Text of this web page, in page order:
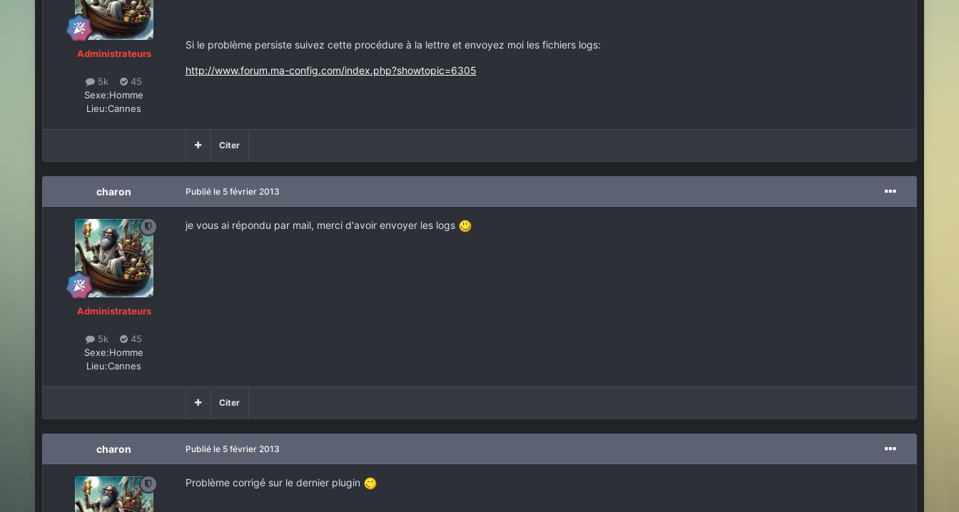
Administrateurs
5k
45
Sexe:Homme
Lieu:Cannes
Si le problème persiste suivez cette procédure à la lettre et envoyez moi les fichiers logs:
http://www.forum.ma-config.com/index.php?showtopic=6305
Citer
charon
Administrateurs
5k
45
Sexe:Homme
Lieu:Cannes
Publié le 5 février 2013
je vous ai répondu par mail, merci d'avoir envoyer les logs
Citer
charon Publié le 5 février 2013
Problème corrigé sur le dernier plugin